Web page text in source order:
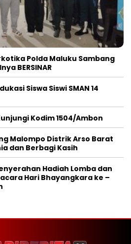
Polda Maluku Sambang
BERSINAR
Siswa Siswi SMAN 14
Kodim 1504/Ambon
Malompo Distrik Arso Barat
dan Berbagi Kasih
Hadiah Lomba dan
Hari Bhayangkara ke –